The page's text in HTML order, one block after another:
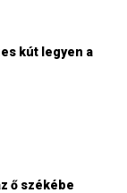
kút legyen a
ő székébe